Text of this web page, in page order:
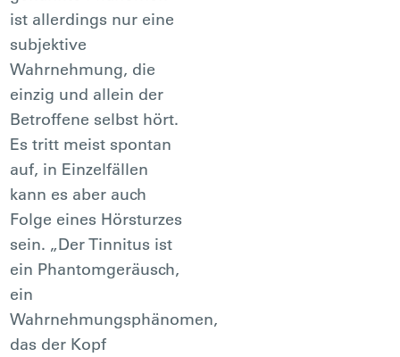
ist allerdings nur eine
subjektive
Wahrnehmung, die
einzig und allein der
Betroffene selbst hört.
Es tritt meist spontan
auf, in Einzelfällen
kann es aber auch
Folge eines Hörsturzes
sein. „Der Tinnitus ist
ein Phantomgeräusch,
ein
Wahrnehmungsphänomen,
das der Kopf